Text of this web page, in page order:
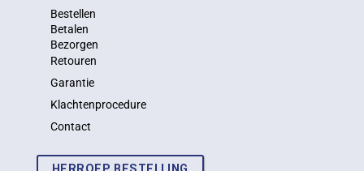
Bestellen
Betalen
Bezorgen
Retouren
Garantie
Klachtenprocedure
Contact
HERROEP BESTELLING